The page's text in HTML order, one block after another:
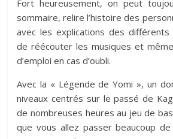
Fort heureusement, on peut
sommaire, relire l’histoire des
avec les explications des différents
de réécouter les musiques et
d’emploi en cas d’oubli.
Avec la « Légende de Yomi », un
niveaux centrés sur le passé de
de nombreuses heures au jeu de
que vous allez passer beaucoup